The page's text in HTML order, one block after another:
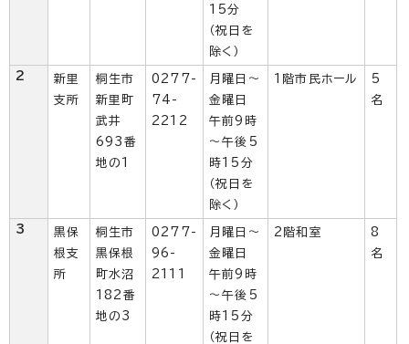
15分
（祝日を
除く）
2
新里
支所
桐生市
新里町
武井
693番
地の1
0277-
74-
2212
月曜日～
金曜日
午前9時
～午後5
時15分
（祝日を
除く）
1階市民ホール
5
名
3
黒保
根支
所
桐生市
黒保根
町水沼
182番
地の3
0277-
96-
2111
月曜日～
金曜日
午前9時
～午後5
時15分
（祝日を
2階和室
8
名